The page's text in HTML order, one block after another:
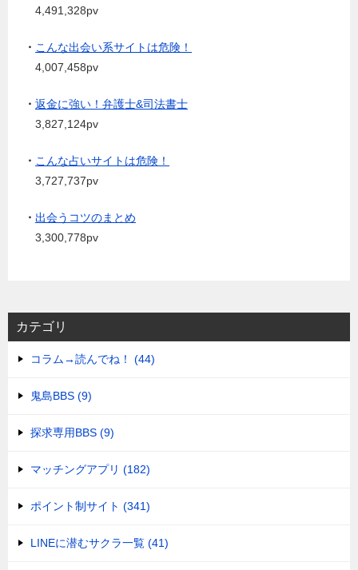
4,491,328pv
・ こんな出会い系サイトは危険！
4,007,458pv
・ 返金に強い！弁護士&司法書士
3,827,124pv
・ こんな占いサイトは危険！
3,727,737pv
・ 出会うコツのまとめ
3,300,778pv
カテゴリ
コラム→読んでね！ (44)
鬼島BBS (9)
探求専用BBS (9)
マッチングアプリ (182)
ポイント制サイト (341)
LINEに潜むサクラ一覧 (41)